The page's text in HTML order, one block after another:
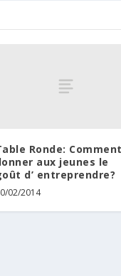
Ronde: Comment
aux jeunes le
d’ entreprendre?
02/2014